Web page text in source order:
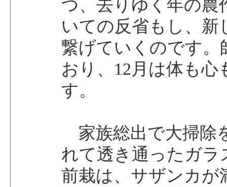
つ、去りゆく年の農
いての反省もし、新
繋げていくのです。
おり、12月は体も
す。
家族総出で大掃除
れて透き通ったガラ
前栽は、サザンカが